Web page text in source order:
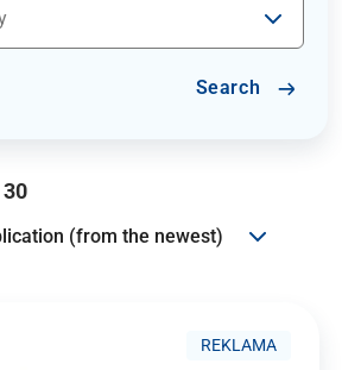
Search
30
REKLAMA